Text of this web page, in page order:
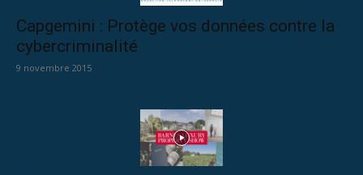
Capgemini : Protège vos données contre la
cybercriminalité
9 novembre 2015